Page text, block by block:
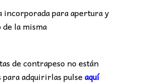
incorporada para apertura y
la misma
de contrapeso no están
para adquirirlas pulseaquí